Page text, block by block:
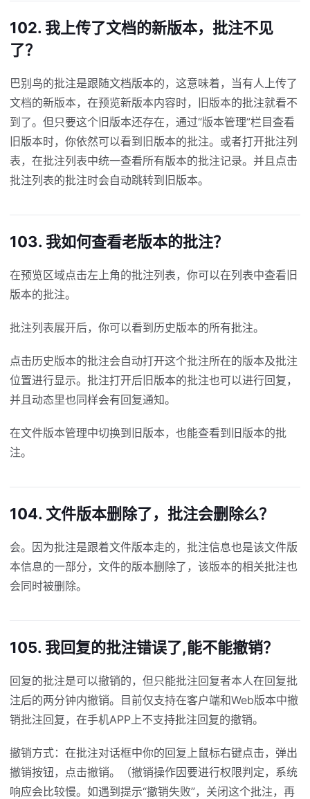
102. 我上传了文档的新版本，批注不见
了？
巴别鸟的批注是跟随文档版本的，这意味着，当有人上传了
文档的新版本，在预览新版本内容时，旧版本的批注就看不
到了。但只要这个旧版本还存在，通过“版本管理”栏目查看
旧版本时，你依然可以看到旧版本的批注。或者打开批注列
表，在批注列表中统一查看所有版本的批注记录。并且点击
批注列表的批注时会自动跳转到旧版本。
103. 我如何查看老版本的批注？
在预览区域点击左上角的批注列表，你可以在列表中查看旧
版本的批注。
批注列表展开后，你可以看到历史版本的所有批注。
点击历史版本的批注会自动打开这个批注所在的版本及批注
位置进行显示。批注打开后旧版本的批注也可以进行回复，
并且动态里也同样会有回复通知。
在文件版本管理中切换到旧版本，也能查看到旧版本的批
注。
104. 文件版本删除了，批注会删除么？
会。因为批注是跟着文件版本走的，批注信息也是该文件版
本信息的一部分，文件的版本删除了，该版本的相关批注也
会同时被删除。
105. 我回复的批注错误了,能不能撤销？
回复的批注是可以撤销的，但只能批注回复者本人在回复批
注后的两分钟内撤销。目前仅支持在客户端和Web版本中撤
销批注回复，在手机APP上不支持批注回复的撤销。
撤销方式：在批注对话框中你的回复上鼠标右键点击，弹出
撤销按钮，点击撤销。（撤销操作因要进行权限判定，系统
响应会比较慢。如遇到提示“撤销失败”，关闭这个批注，再